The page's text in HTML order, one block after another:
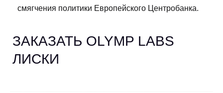
смягчения политики Европейского Центробанка.
ЗАКАЗАТЬ OLYMP LABS
ЛИСКИ